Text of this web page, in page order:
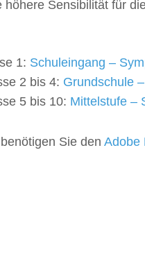
Sensibilität für
1: Schuleingang –
2 bis 4: Grundschule
5 bis 10: Mittelstufe –
Sie den Adobe